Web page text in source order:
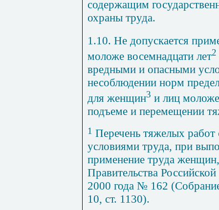
содержащим
охраны труда.
1.10. Не допускается
моложе восемнадцати лет2
вредными и опасными
несоблюдении норм
для женщин3 и лиц
подъеме и перемещении
1 Перечень тяжелых
условиями труда, при
применение труда
Правительства
2000 года № 162
10, ст. 1130).